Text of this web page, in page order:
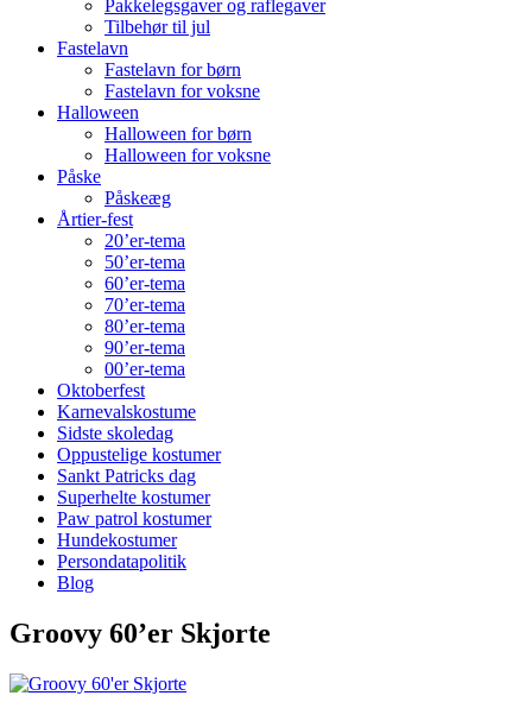
Pakkelegsgaver og raflegaver
Tilbehør til jul
Fastelavn
Fastelavn for børn
Fastelavn for voksne
Halloween
Halloween for børn
Halloween for voksne
Påske
Påskeæg
Årtier-fest
20’er-tema
50’er-tema
60’er-tema
70’er-tema
80’er-tema
90’er-tema
00’er-tema
Oktoberfest
Karnevalskostume
Sidste skoledag
Oppustelige kostumer
Sankt Patricks dag
Superhelte kostumer
Paw patrol kostumer
Hundekostumer
Persondatapolitik
Blog
Groovy 60’er Skjorte